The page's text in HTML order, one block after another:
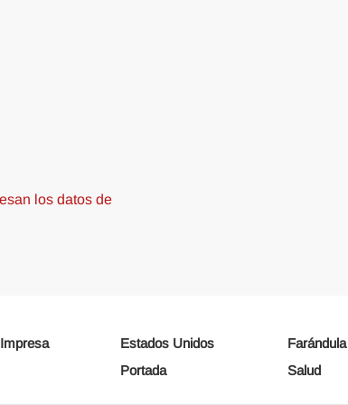
los datos de
Estados Unidos Farándula
Portada Salud